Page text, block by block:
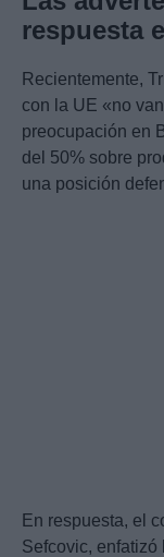
respuesta
Recientemente,
con la UE «no
preocupación en
del 50% sobre
una posición
En respuesta, el
Sefcovic,